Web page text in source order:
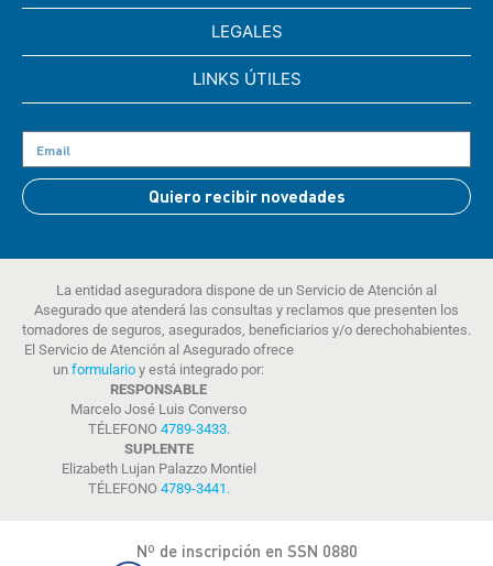
LEGALES
LINKS ÚTILES
Quiero recibir novedades
La entidad aseguradora dispone de un Servicio de Atención al
Asegurado que atenderá las consultas y reclamos que presenten los
tomadores de seguros, asegurados, beneficiarios y/o derechohabientes.
El Servicio de Atención al Asegurado ofrece
un formulario y está integrado por:
RESPONSABLE
Marcelo José Luis Converso
TÉLEFONO 4789-3433.
SUPLENTE
Elizabeth Lujan Palazzo Montiel
TÉLEFONO 4789-3441 .
Nº de inscripción en SSN 0880